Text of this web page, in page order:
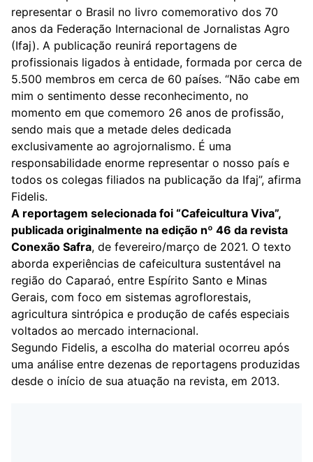
representar o Brasil no livro comemorativo dos 70
anos da Federação Internacional de Jornalistas Agro
(Ifaj). A publicação reunirá reportagens de
profissionais ligados à entidade, formada por cerca de
5.500 membros em cerca de 60 países. “Não cabe em
mim o sentimento desse reconhecimento, no
momento em que comemoro 26 anos de profissão,
sendo mais que a metade deles dedicada
exclusivamente ao agrojornalismo. É uma
responsabilidade enorme representar o nosso país e
todos os colegas filiados na publicação da Ifaj”, afirma
Fidelis.
A reportagem selecionada foi “Cafeicultura Viva”,
publicada originalmente na edição nº 46 da revista
Conexão Safra, de fevereiro/março de 2021. O texto
aborda experiências de cafeicultura sustentável na
região do Caparaó, entre Espírito Santo e Minas
Gerais, com foco em sistemas agroflorestais,
agricultura sintrópica e produção de cafés especiais
voltados ao mercado internacional.
Segundo Fidelis, a escolha do material ocorreu após
uma análise entre dezenas de reportagens produzidas
desde o início de sua atuação na revista, em 2013.